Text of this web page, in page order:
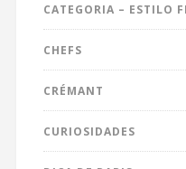
CATEGORIA – ESTILO
CHEFS
CRÉMANT
CURIOSIDADES